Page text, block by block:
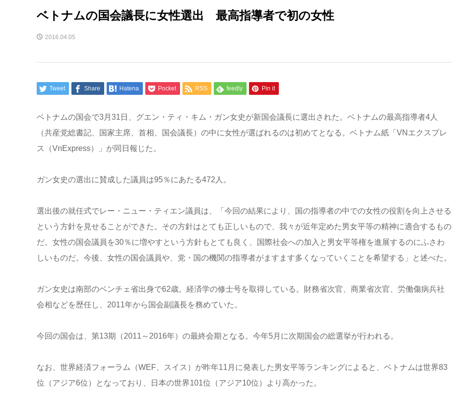
ベトナムの国会議長に女性選出 最高指導者で初の女性
2016.04.05
Tweet Share Hatena Pocket RSS feedly Pin it
ベトナムの国会で3月31日、グエン・ティ・キム・ガン女史が新国会議長に選出された。ベトナムの最高指導者4人
（共産党総書記、国家主席、首相、国会議長）の中に女性が選ばれるのは初めてとなる。ベトナム紙「VNエクスプレ
ス（VnExpress）」が同日報じた。
ガン女史の選出に賛成した議員は95％にあたる472人。
選出後の就任式でレー・ニュー・ティエン議員は、「今回の結果により、国の指導者の中での女性の役割を向上させる
という方針を見せることができた。その方針はとても正しいもので、我々が近年定めた男女平等の精神に適合するもの
だ。女性の国会議員を30％に増やすという方針もとても良く、国際社会への加入と男女平等権を進展するのにふさわ
しいものだ。今後、女性の国会議員や、党・国の機関の指導者がますます多くなっていくことを希望する」と述べた。
ガン女史は南部のベンチェ省出身で62歳。経済学の修士号を取得している。財務省次官、商業省次官、労働傷病兵社
会相などを歴任し、2011年から国会副議長を務めていた。
今回の国会は、第13期（2011～2016年）の最終会期となる。今年5月に次期国会の総選挙が行われる。
なお、世界経済フォーラム（WEF、スイス）が昨年11月に発表した男女平等ランキングによると、ベトナムは世界83
位（アジア6位）となっており、日本の世界101位（アジア10位）より高かった。